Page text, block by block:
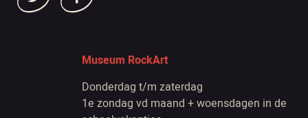
Museum RockArt
Donderdag t/m zaterdag
1e zondag vd maand + woensdagen in de